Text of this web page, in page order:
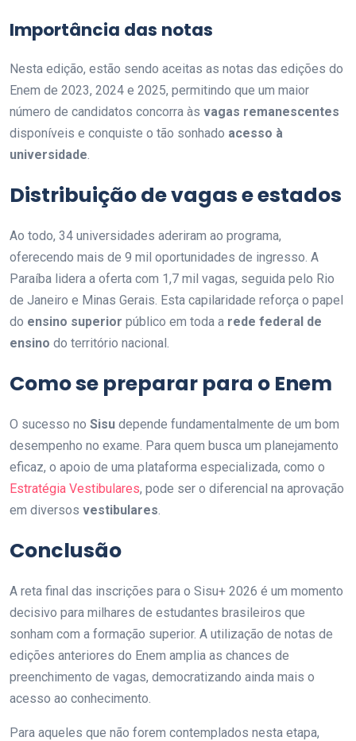
Importância das notas
Nesta edição, estão sendo aceitas as notas das edições do
Enem de 2023, 2024 e 2025, permitindo que um maior
número de candidatos concorra às vagas remanescentes
disponíveis e conquiste o tão sonhado acesso à
universidade
Distribuição de vagas e estados
Ao todo, 34 universidades aderiram ao programa,
oferecendo mais de 9 mil oportunidades de ingresso. A
Paraíba lidera a oferta com 1,7 mil vagas, seguida pelo Rio
de Janeiro e Minas Gerais. Esta capilaridade reforça o papel
do ensino superior público em toda a rede federal de
ensino do território nacional.
Como se preparar para o Enem
O sucesso no Sisu depende fundamentalmente de um bom
desempenho no exame. Para quem busca um planejamento
eficaz, o apoio de uma plataforma especializada, como o
Estratégia Vestibulares, pode ser o diferencial na aprovação
em diversos vestibulares
Conclusão
A reta final das inscrições para o Sisu+ 2026 é um momento
decisivo para milhares de estudantes brasileiros que
sonham com a formação superior. A utilização de notas de
edições anteriores do Enem amplia as chances de
preenchimento de vagas, democratizando ainda mais o
acesso ao conhecimento.
Para aqueles que não forem contemplados nesta etapa,